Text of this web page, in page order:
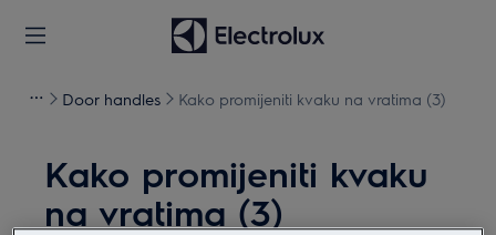
Door handles Kako promijeniti kvaku na vratima (3)
Kako promijeniti kvaku
na vratima (3)